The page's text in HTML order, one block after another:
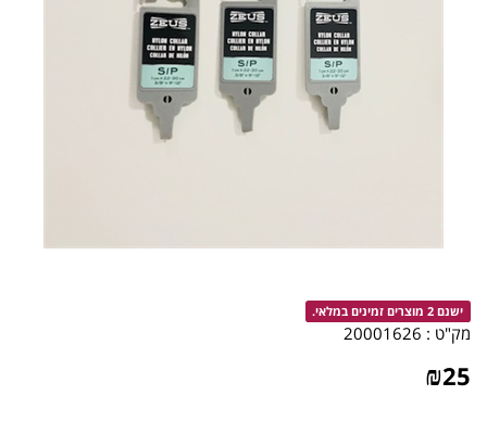
ישנם 2 מוצרים זמינים במלאי.
מק"ט : 20001626
₪25